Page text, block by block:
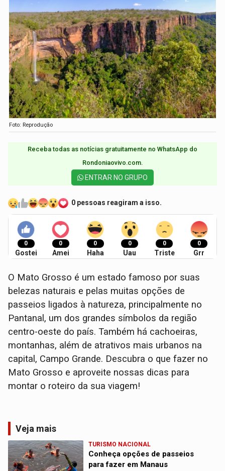
Foto: Reprodução
Receba todas as notícias gratuitamente no WhatsApp do
Rondoniaovivo.com.​
ENTRAR NO GRUPO
0 pessoas reagiram a isso.
0
Gostei
0
Amei
0
Haha
0
Uau
0
Triste
0
Grr
O Mato Grosso é um estado famoso por suas
belezas naturais e pelas muitas opções de
passeios ligados à natureza, principalmente no
Pantanal, um dos grandes símbolos da região
centro-oeste do país. Também há cachoeiras,
montanhas, além de atrativos mais urbanos na
capital, Campo Grande. Descubra o que fazer no
Mato Grosso e aproveite nossas dicas para
montar o roteiro da sua viagem!
Veja mais
TURISMO NACIONAL
Conheça opções de passeios
para fazer em Manaus